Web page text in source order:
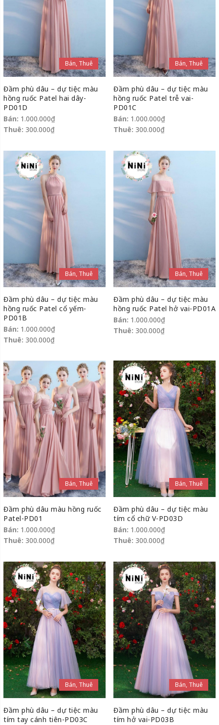
Bán, Thuê
Đầm phù dâu – dự tiệc màu
hồng ruốc Patel hai dây-
PD01D
Bán: 1.000.000₫
Thuê: 300.000₫
Bán, Thuê
Đầm phù dâu – dự tiệc màu
hồng ruốc Patel trễ vai-
PD01C
Bán: 1.000.000₫
Thuê: 300.000₫
Bán, Thuê
Đầm phù dâu – dự tiệc màu
hồng ruốc Patel cổ yếm-
PD01B
Bán: 1.000.000₫
Thuê: 300.000₫
Bán, Thuê
Đầm phù dâu – dự tiệc màu
hồng ruốc Patel hở vai-PD01A
Bán: 1.000.000₫
Thuê: 300.000₫
Bán, Thuê
Đầm phù dâu màu hồng ruốc
Patel-PD01
Bán: 1.000.000₫
Thuê: 300.000₫
Bán, Thuê
Đầm phù dâu – dự tiệc màu
tím cổ chữ V-PD03D
Bán: 1.000.000₫
Thuê: 300.000₫
Bán, Thuê
Đầm phù dâu – dự tiệc màu
tím tay cánh tiên-PD03C
Bán, Thuê
Đầm phù dâu – dự tiệc màu
tím hở vai-PD03B